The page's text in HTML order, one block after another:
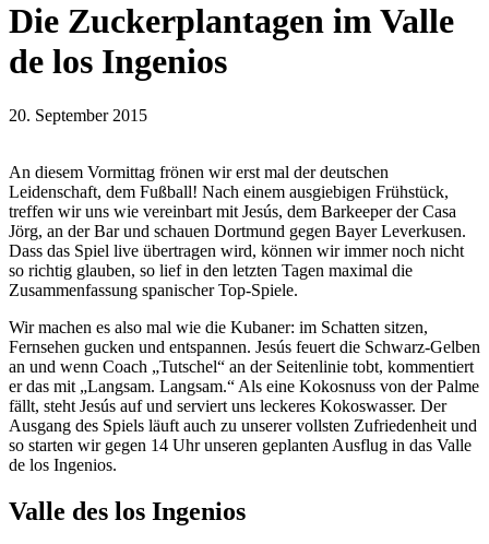
Die Zuckerplantagen im Valle
de los Ingenios
20. September 2015
An diesem Vormittag frönen wir erst mal der deutschen
Leidenschaft, dem Fußball! Nach einem ausgiebigen Frühstück,
treffen wir uns wie vereinbart mit Jesús, dem Barkeeper der Casa
Jörg, an der Bar und schauen Dortmund gegen Bayer Leverkusen.
Dass das Spiel live übertragen wird, können wir immer noch nicht
so richtig glauben, so lief in den letzten Tagen maximal die
Zusammenfassung spanischer Top-Spiele.
Wir machen es also mal wie die Kubaner: im Schatten sitzen,
Fernsehen gucken und entspannen. Jesús feuert die Schwarz-Gelben
an und wenn Coach „Tutschel“ an der Seitenlinie tobt, kommentiert
er das mit „Langsam. Langsam.“ Als eine Kokosnuss von der Palme
fällt, steht Jesús auf und serviert uns leckeres Kokoswasser. Der
Ausgang des Spiels läuft auch zu unserer vollsten Zufriedenheit und
so starten wir gegen 14 Uhr unseren geplanten Ausflug in das Valle
de los Ingenios.
Valle des los Ingenios